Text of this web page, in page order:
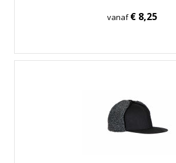
vanaf€ 8,25